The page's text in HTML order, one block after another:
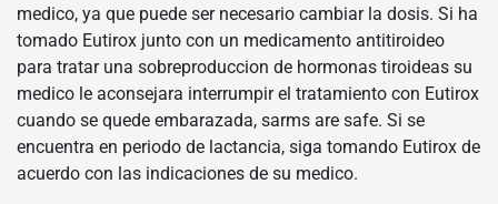
medico, ya que puede ser necesario cambiar la dosis. Si ha
tomado Eutirox junto con un medicamento antitiroideo
para tratar una sobreproduccion de hormonas tiroideas su
medico le aconsejara interrumpir el tratamiento con Eutirox
cuando se quede embarazada, sarms are safe. Si se
encuentra en periodo de lactancia, siga tomando Eutirox de
acuerdo con las indicaciones de su medico.